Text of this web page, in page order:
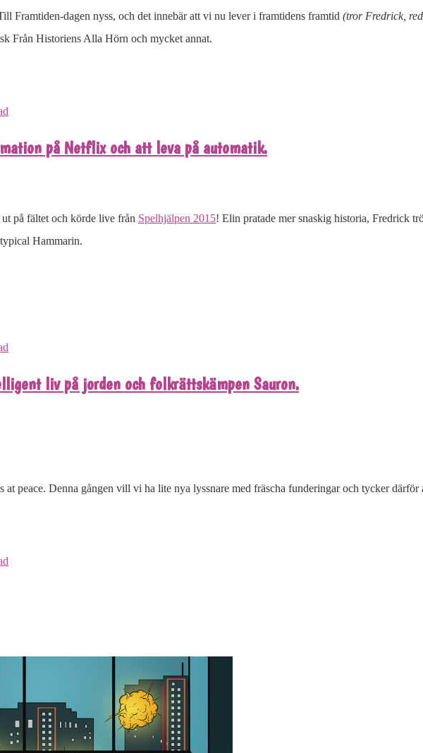
Framtiden-dagen nyss, och det innebär att vi nu lever i framtidens framtid (tror Fredrick,
Från Historiens Alla Hörn och mycket annat.
på Netflix och att leva på automatik.
på fältet och körde live från Spelhjälpen 2015! Elin pratade mer snaskig historia, Fredrick
Hammarin.
liv på jorden och folkrättskämpen Sauron.
at peace. Denna gången vill vi ha lite nya lyssnare med fräscha funderingar och tycker